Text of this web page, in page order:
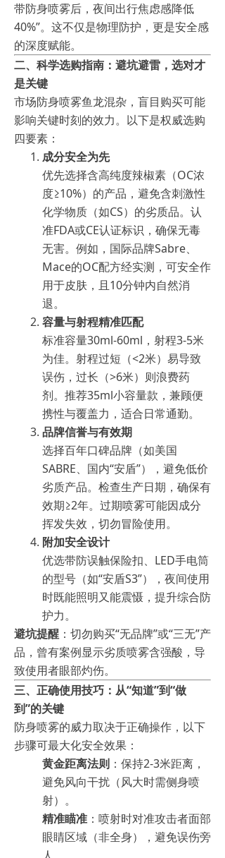
带防身喷雾后，夜间出行焦虑感降低
40%”。这不仅是物理防护，更是安全感
的深度赋能。
二、科学选购指南：避坑避雷，选对才
是关键
市场防身喷雾鱼龙混杂，盲目购买可能
影响关键时刻的效力。以下是权威选购
四要素：
成分安全为先
优先选择含高纯度辣椒素（OC浓
度≥10%）的产品，避免含刺激性
化学物质（如CS）的劣质品。认
准FDA或CE认证标识，确保无毒
无害。例如，国际品牌Sabre、
Mace的OC配方经实测，可安全作
用于皮肤，且10分钟内自然消
退。
容量与射程精准匹配
标准容量30ml-60ml，射程3-5米
为佳。射程过短（<2米）易导致
误伤，过长（>6米）则浪费药
剂。推荐35ml小容量款，兼顾便
携性与覆盖力，适合日常通勤。
品牌信誉与有效期
选择百年口碑品牌（如美国
SABRE、国内“安盾”），避免低价
劣质产品。检查生产日期，确保有
效期≥2年。过期喷雾可能因成分
挥发失效，切勿冒险使用。
附加安全设计
优选带防误触保险扣、LED手电筒
的型号（如“安盾S3”），夜间使用
时既能照明又能震慑，提升综合防
护力。
避坑提醒 ：切勿购买“无品牌”或“三无”产
品，曾有案例显示劣质喷雾含强酸，导
致使用者眼部灼伤。
三、正确使用技巧：从“知道”到“做
到”的关键
防身喷雾的威力取决于正确操作，以下
步骤可最大化安全效果：
黄金距离法则 ：保持2-3米距离，
避免风向干扰（风大时需侧身喷
射）。
精准瞄准 ：喷射时对准攻击者面部
眼睛区域（非全身），避免误伤旁